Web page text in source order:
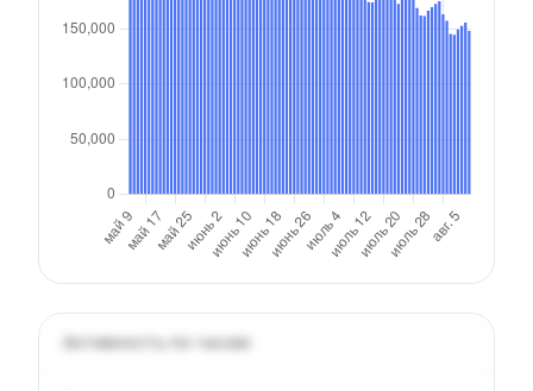
Активность по часам